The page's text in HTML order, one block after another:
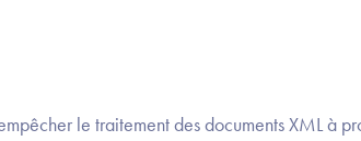
le traitement des documents XML à